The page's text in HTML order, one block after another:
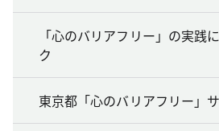
「心のバリアフリー」の実践
ク
東京都「心のバリアフリー」